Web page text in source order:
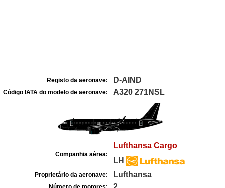
Registo da aeronave: D-AIND
Código IATA do modelo de aeronave: A320 271NSL
Companhia aérea:
Lufthansa Cargo
LH
Proprietário da aeronave: Lufthansa